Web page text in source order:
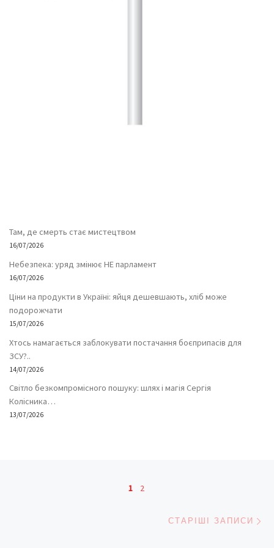
Там, де смерть стає мистецтвом
16/07/2026
Небезпека: уряд змінює НЕ парламент
16/07/2026
Ціни на продукти в Україні: яйця дешевшають, хліб може
подорожчати
15/07/2026
Хтось намагається заблокувати постачання боєприпасів для
ЗСУ?..
14/07/2026
Світло безкомпромісного пошуку: шлях і магія Сергія
Колісника…
13/07/2026
Навігація записів
1 2
СТАРІШІ ЗАПИСИ